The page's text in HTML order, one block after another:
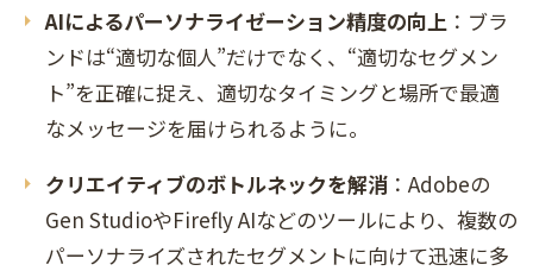
AIによるパーソナライゼーション精度の向上 ：ブラ
ンドは“適切な個人”だけでなく、“適切なセグメン
ト”を正確に捉え、適切なタイミングと場所で最適
なメッセージを届けられるように。
クリエイティブのボトルネックを解消：Adobeの
Gen StudioやFirefly AIなどのツールにより、複数の
パーソナライズされたセグメントに向けて迅速に多